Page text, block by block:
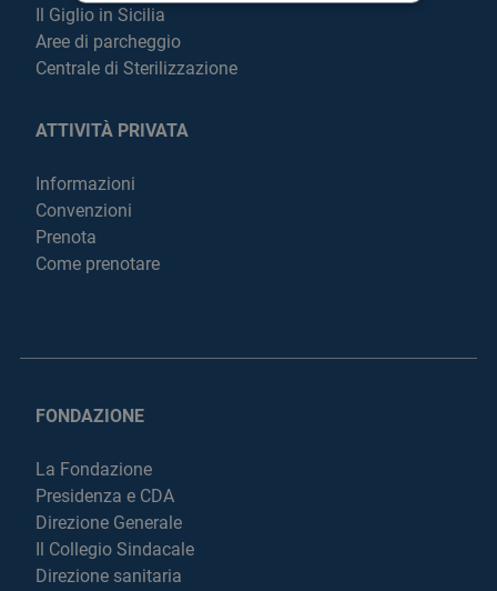
Il Giglio in Sicilia
Aree di parcheggio
Centrale di Sterilizzazione
ATTIVITÀ PRIVATA
Informazioni
Convenzioni
Prenota
Come prenotare
FONDAZIONE
La Fondazione
Presidenza e CDA
Direzione Generale
Il Collegio Sindacale
Direzione sanitaria